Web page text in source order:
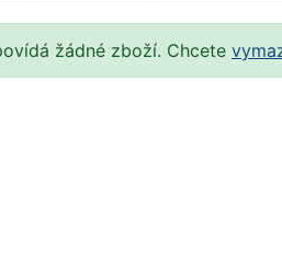
žádné zboží. Chcete